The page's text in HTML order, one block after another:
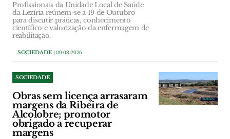
Profissionais da Unidade Local de Saúde
da Lezíria reúnem-se a 19 de Outubro
para discutir práticas, conhecimento
científico e valorização da enfermagem de
reabilitação.
SOCIEDADE| 09-08-2026
SOCIEDADE
Obras sem licença arrasaram
margens da Ribeira de
Alcolobre; promotor
obrigado a recuperar
margens